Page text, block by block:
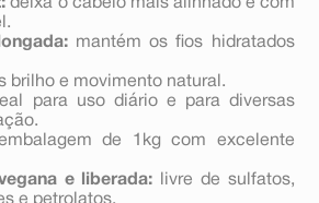
deixa o cabelo mais alinhado e com
mantém os fios hidratados
brilho e movimento natural.
para uso diário e para diversas
de 1kg com excelente
e liberada: livre de sulfatos,